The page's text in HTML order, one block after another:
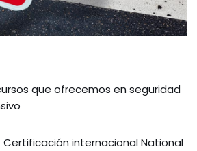
que ofrecemos en seguridad
internacional National